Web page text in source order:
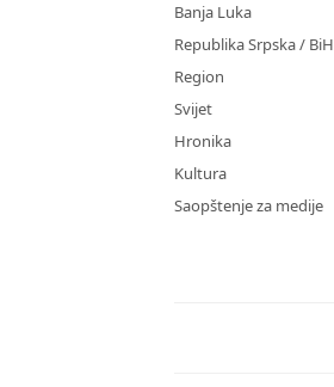
Banja Luka
Republika Srpska / BiH
Region
Svijet
Hronika
Kultura
Saopštenje za medije